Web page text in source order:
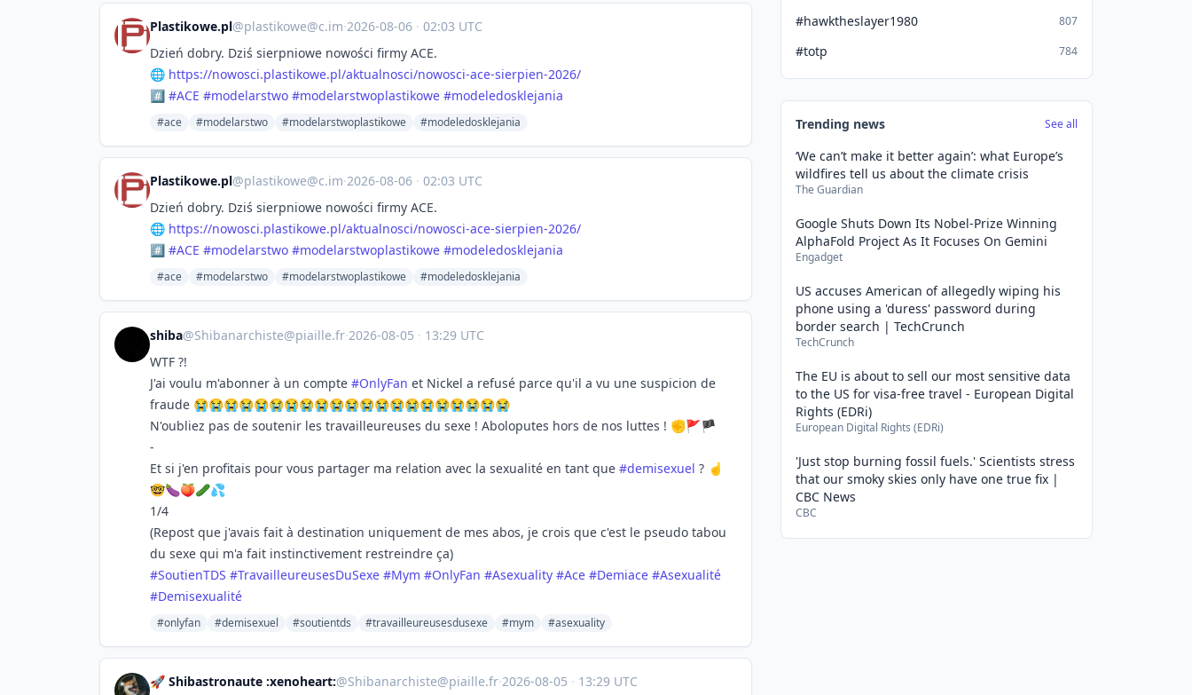
Plastikowe.pl@plastikowe@c.im·2026-08-06 · 02:03 UTC
Dzień dobry. Dziś sierpniowe nowości firmy ACE.
🌐 https://nowosci.plastikowe.pl/aktualnosci/nowosci-ace-sierpien-2026/
#️⃣ #ACE #modelarstwo #modelarstwoplastikowe #modeledosklejania
#ace #modelarstwo #modelarstwoplastikowe #modeledosklejania
Plastikowe.pl@plastikowe@c.im·2026-08-06 · 02:03 UTC
Dzień dobry. Dziś sierpniowe nowości firmy ACE.
🌐 https://nowosci.plastikowe.pl/aktualnosci/nowosci-ace-sierpien-2026/
#️⃣ #ACE #modelarstwo #modelarstwoplastikowe #modeledosklejania
#ace #modelarstwo #modelarstwoplastikowe #modeledosklejania
shiba@Shibanarchiste@piaille.fr·2026-08-05 · 13:29 UTC
WTF ?!
J'ai voulu m'abonner à un compte #OnlyFan et Nickel a refusé parce qu'il a vu une suspicion de
fraude 😭😭😭😭😭😭😭😭😭😭😭😭😭😭😭😭😭😭😭😭😭
N'oubliez pas de soutenir les travailleureuses du sexe ! Aboloputes hors de nos luttes ! ✊🚩🏴
-
Et si j'en profitais pour vous partager ma relation avec la sexualité en tant que #demisexuel ? ☝️
🤓🍆🍑🥒💦
1/4
(Repost que j'avais fait à destination uniquement de mes abos, je crois que c'est le pseudo tabou
du sexe qui m'a fait instinctivement restreindre ça)
#SoutienTDS #TravailleureusesDuSexe #Mym #OnlyFan #Asexuality #Ace #Demiace #Asexualité
#Demisexualité
#onlyfan #demisexuel #soutientds #travailleureusesdusexe #mym #asexuality
🚀 Shibastronaute :xenoheart:@Shibanarchiste@piaille.fr·2026-08-05 · 13:29 UTC
#hawktheslayer1980 807
#totp 784
Trending news See all
‘We can’t make it better again’: what Europe’s
wildfires tell us about the climate crisis
The Guardian
Google Shuts Down Its Nobel-Prize Winning
AlphaFold Project As It Focuses On Gemini
Engadget
US accuses American of allegedly wiping his
phone using a 'duress' password during
border search | TechCrunch
TechCrunch
The EU is about to sell our most sensitive data
to the US for visa-free travel - European Digital
Rights (EDRi)
European Digital Rights (EDRi)
'Just stop burning fossil fuels.' Scientists stress
that our smoky skies only have one true fix |
CBC News
CBC